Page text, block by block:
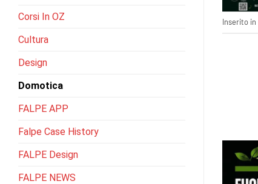
Corsi In OZ
Cultura
Design
Domotica
FALPE APP
Falpe Case History
FALPE Design
FALPE NEWS
Inserito in